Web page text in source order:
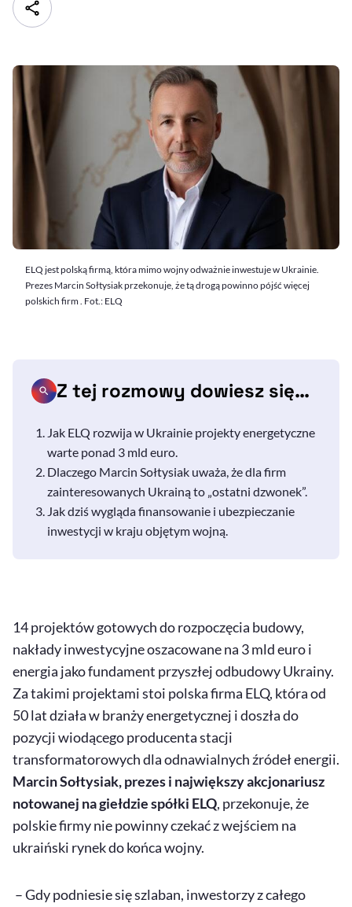
ELQ jest polską firmą, która mimo wojny odważnie inwestuje w Ukrainie.
Prezes Marcin Sołtysiak przekonuje, że tą drogą powinno pójść więcej
polskich firm . Fot.: ELQ
Z tej rozmowy dowiesz się…
Jak ELQ rozwija w Ukrainie projekty energetyczne
warte ponad 3 mld euro.
Dlaczego Marcin Sołtysiak uważa, że dla firm
zainteresowanych Ukrainą to „ostatni dzwonek”.
Jak dziś wygląda finansowanie i ubezpieczanie
inwestycji w kraju objętym wojną.
14 projektów gotowych do rozpoczęcia budowy,
nakłady inwestycyjne oszacowane na 3 mld euro i
energia jako fundament przyszłej odbudowy Ukrainy.
Za takimi projektami stoi polska firma ELQ, która od
50 lat działa w branży energetycznej i doszła do
pozycji wiodącego producenta stacji
transformatorowych dla odnawialnych źródeł energii.
Marcin Sołtysiak, prezes i największy akcjonariusz
notowanej na giełdzie spółki ELQ, przekonuje, że
polskie firmy nie powinny czekać z wejściem na
ukraiński rynek do końca wojny.
– Gdy podniesie się szlaban, inwestorzy z całego